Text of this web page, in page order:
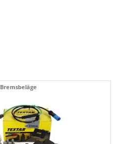
Bremsbeläge